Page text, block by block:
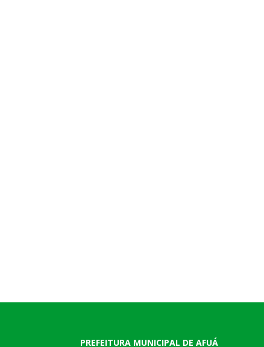
PREFEITURA MUNICIPAL DE AFUÁ